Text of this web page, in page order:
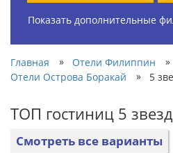
Показать дополнительные
Главная » Отели Филиппин
»
Отели Острова Боракай
» 5
ТОП гостиниц 5
Смотреть все варианты